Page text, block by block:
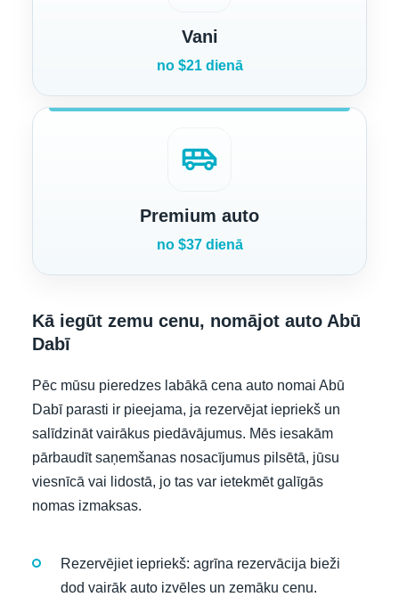
Vani
no $21 dienā
airport_shuttle
Premium auto
no $37 dienā
Kā iegūt zemu cenu, nomājot auto Abū
Dabī
Pēc mūsu pieredzes labākā cena auto nomai Abū
Dabī parasti ir pieejama, ja rezervējat iepriekš un
salīdzināt vairākus piedāvājumus. Mēs iesakām
pārbaudīt saņemšanas nosacījumus pilsētā, jūsu
viesnīcā vai lidostā, jo tas var ietekmēt galīgās
nomas izmaksas.
Rezervējiet iepriekš: agrīna rezervācija bieži
dod vairāk auto izvēles un zemāku cenu.